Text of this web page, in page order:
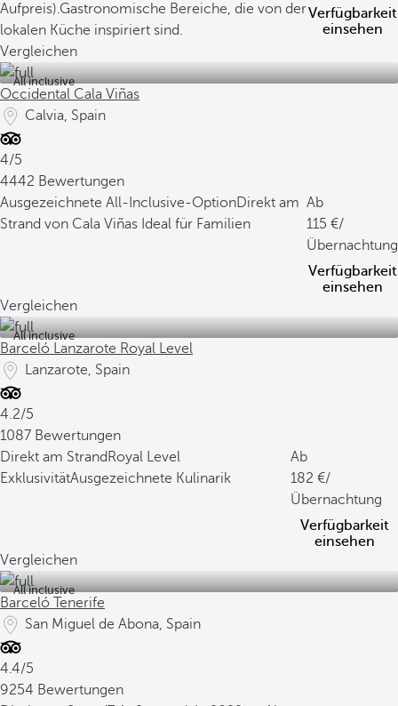
Aufpreis).Gastronomische Bereiche, die von der
lokalen Küche inspiriert sind.
Verfügbarkeit
einsehen
Vergleichen
All inclusive
Occidental Cala Viñas
Calvia, Spain
4/5
4442 Bewertungen
Ausgezeichnete All-Inclusive-OptionDirekt am
Strand von Cala Viñas Ideal für Familien
Ab
115
/
Übernachtung
Verfügbarkeit
einsehen
Vergleichen
All inclusive
Barceló Lanzarote Royal Level
Lanzarote, Spain
4.2/5
1087 Bewertungen
Direkt am Strand Royal Level
ExklusivitätAusgezeichnete Kulinarik
Ab
182
/
Übernachtung
Verfügbarkeit
einsehen
Vergleichen
All inclusive
Barceló Tenerife
San Miguel de Abona, Spain
4.4/5
9254 Bewertungen